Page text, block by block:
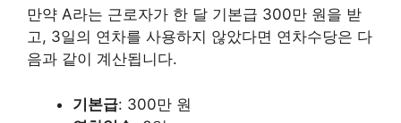
만약 A라는 근로자가 한 달 기본급 300만 원을 받
고, 3일의 연차를 사용하지 않았다면 연차수당은 다
음과 같이 계산됩니다.
기본급: 300만 원